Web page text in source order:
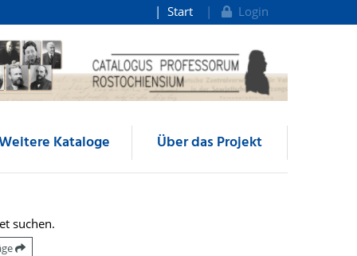
Start Login
Kataloge Über das Projekt
suchen.